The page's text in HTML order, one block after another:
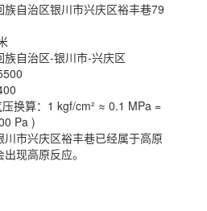
族自治区银川市兴庆区裕丰巷79
族自治区-银川市-兴庆区
换算：1 kgf/cm² ≈ 0.1 MPa =
Pa )
川市兴庆区裕丰巷已经属于高原
现高原反应。